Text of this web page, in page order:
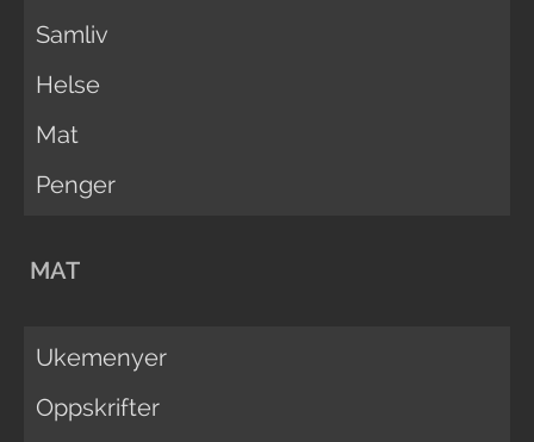
Samliv
Helse
Mat
Penger
MAT
Ukemenyer
Oppskrifter